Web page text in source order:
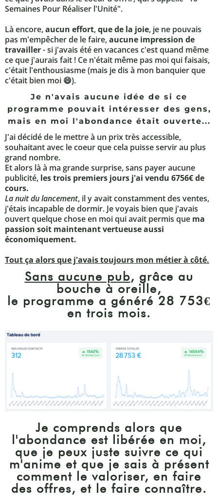
Semaines Pour Réaliser l'Unité".
Là encore,aucun effort,que de la joie, je ne pouvais
pas m'empêcher de le faire,aucune impression de
travailler- si j'avais été en vacances c'est quand même
ce que j'aurais fait ! Ce n'était même pas moi qui faisais,
c'était l'enthousiasme (mais je dis à mon banquier que
c'était bien moi 😄).
Je n'avais aucune idée de si ce
programme pouvait intéresser des gens,
mais en moi l'abondance était ouverte...
J'ai décidé de le mettre à un prix très accessible,
souhaitant avec le coeur que cela puisse servir au plus
grand nombre.
Et alors là à ma grande surprise, sans payer aucune
publicité, les trois premiers jours j'ai vendu 6756€ de
cours.
La nuit du lancement, il y avait constamment des ventes,
j'étais incapable de dormir. Je voyais bien que j'avais
ouvert quelque chose en moi qui avait permis que ma
passion soit maintenant vertueuse aussi
économiquement.
Tout ça alors que j'avais toujours mon métier à côté.
Sans aucune pub, grâce au
bouche à oreille,
le programme a généré 28 753€
en trois mois.
Je comprends alors que
l'abondance est libérée en moi,
que je peux juste suivre ce qui
m'anime et que je sais à présent
comment le valoriser, en faire
des offres, et le faire connaître.